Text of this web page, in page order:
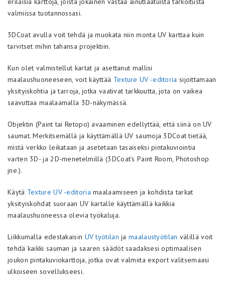
valmiissa tuotannossasi.
3DCoat avulla voit tehdä ja muokata niin monta UV karttaa kuin
tarvitset mihin tahansa projektiin.
Kun olet valmistellut kartat ja asettanut mallisi
maalaushuoneeseen, voit käyttää Texture UV -editoria sijoittamaan
yksityiskohtia ja tarroja, jotka vaativat tarkkuutta, jota on vaikea
saavuttaa maalaamalla 3D-näkymässä.
Objektin (Paint tai Retopo) avaaminen edellyttää, että siinä on UV
saumat. Merkitsemällä ja käyttämällä UV saumoja 3DCoat tietää,
mistä verkko leikataan ja asetetaan tasaiseksi pintakuviointia
varten 3D- ja 2D-menetelmillä (3DCoat’s Paint Room, Photoshop
jne.).
Käytä Texture UV -editoria maalaamiseen ja kohdista tarkat
yksityiskohdat suoraan UV kartalle käyttämällä kaikkia
maalaushuoneessa olevia työkaluja.
Liikkumalla edestakaisin UV työtilan jamaalaustyötilan välillä voit
tehdä kaikki sauman ja saaren säädöt saadaksesi optimaalisen
joukon pintakuviokarttoja, jotka ovat valmiita export valitsemaasi
ulkoiseen sovellukseesi.